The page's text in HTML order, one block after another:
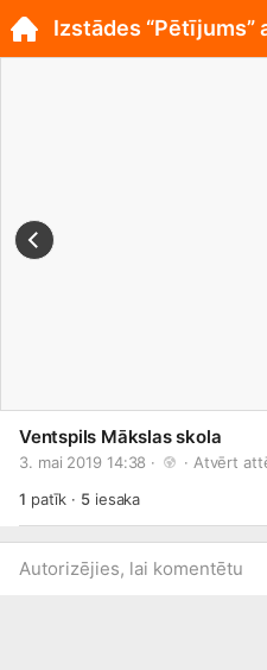
Ventspils Mākslas skola
3. mai 2019 14:38 · · Atvērt
1 patīk · 5iesaka
Autorizējies, lai komentētu
Izstādes “Pētījums”